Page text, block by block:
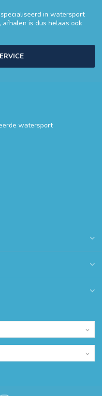
in watersport
is dus helaas ook
watersport